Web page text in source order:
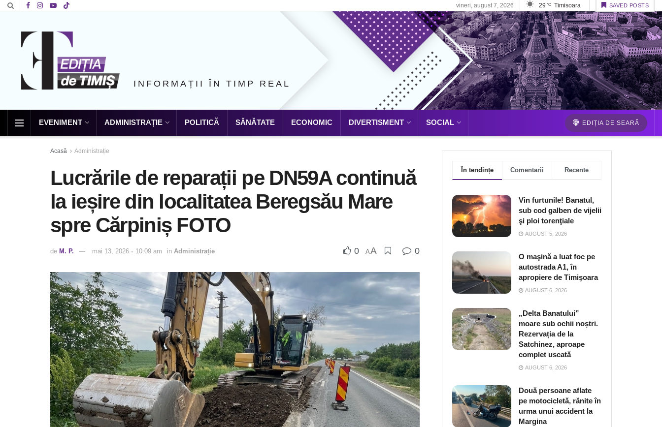
vineri, august 7, 2026 29 °C Timisoara SAVED POSTS
INFORMAȚII ÎN TIMP REAL
EVENIMENT ADMINISTRAȚIE POLITICĂ SĂNĂTATE ECONOMIC DIVERTISMENT SOCIAL EDIȚIA DE SEARĂ
Acasă Administrație
Lucrările de reparații pe DN59A continuă
la ieșire din localitatea Beregsău Mare
spre Cărpiniș FOTO
de M. P. mai 13, 2026 ◦ 10:09 am in Administrație 0 AA 0
În tendințe Comentarii Recente
Vin furtunile! Banatul,
sub cod galben de vijelii
şi ploi torenţiale
AUGUST 5, 2026
O maşină a luat foc pe
autostrada A1, în
apropiere de Timişoara
AUGUST 6, 2026
„Delta Banatului”
moare sub ochii noștri.
Rezervația de la
Satchinez, aproape
complet uscată
AUGUST 6, 2026
Două persoane aflate
pe motocicletă, rănite în
urma unui accident la
Margina